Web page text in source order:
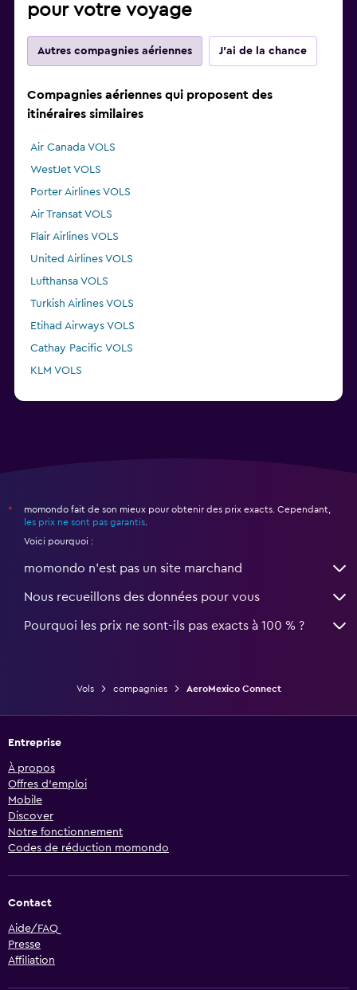
pour votre voyage
Autres compagnies aériennes J'ai de la chance
Compagnies aériennes qui proposent des
itinéraires similaires
Air Canada VOLS
WestJet VOLS
Porter Airlines VOLS
Air Transat VOLS
Flair Airlines VOLS
United Airlines VOLS
Lufthansa VOLS
Turkish Airlines VOLS
Etihad Airways VOLS
Cathay Pacific VOLS
KLM VOLS
*
momondo fait de son mieux pour obtenir des prix exacts. Cependant,
les prix ne sont pas garantis
Voici pourquoi :
momondo n'est pas un site marchand
Nous recueillons des données pour vous
Pourquoi les prix ne sont-ils pas exacts à 100 % ?
Vols compagnies AeroMexico Connect
Entreprise
À propos
Offres d’emploi
Mobile
Discover
Notre fonctionnement
Codes de réduction momondo
Contact
Aide/FAQ
Presse
Affiliation